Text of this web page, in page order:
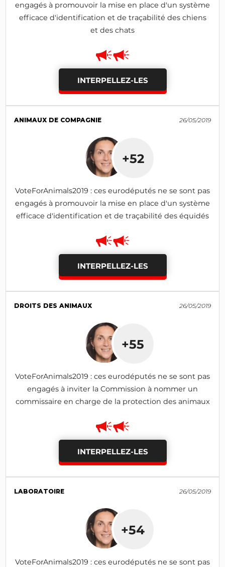
engagés à promouvoir la mise en place d'un système
efficace d'identification et de traçabilité des chiens
et des chats
INTERPELLEZ-LES
ANIMAUX DE COMPAGNIE 26/05/2019
+52
VoteForAnimals2019 : ces eurodéputés ne se sont pas
engagés à promouvoir la mise en place d'un système
efficace d'identification et de traçabilité des équidés
INTERPELLEZ-LES
DROITS DES ANIMAUX 26/05/2019
+55
VoteForAnimals2019 : ces eurodéputés ne se sont pas
engagés à inviter la Commission à nommer un
commissaire en charge de la protection des animaux
INTERPELLEZ-LES
LABORATOIRE 26/05/2019
+54
VoteForAnimals2019 : ces eurodéputés ne se sont pas